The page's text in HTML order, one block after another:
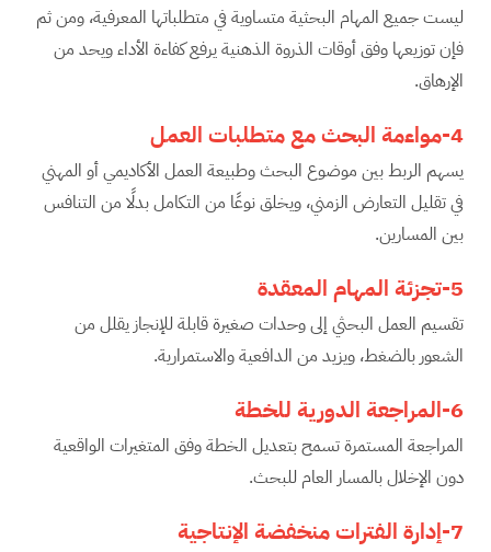
ليست جميع المهام البحثية متساوية في متطلباتها المعرفية، ومن ثم
فإن توزيعها وفق أوقات الذروة الذهنية يرفع كفاءة الأداء ويحد من
الإرهاق.
4-مواءمة البحث مع متطلبات العمل
يسهم الربط بين موضوع البحث وطبيعة العمل الأكاديمي أو المهني
في تقليل التعارض الزمني، ويخلق نوعًا من التكامل بدلًا من التنافس
بين المسارين.
5-تجزئة المهام المعقدة
تقسيم العمل البحثي إلى وحدات صغيرة قابلة للإنجاز يقلل من
الشعور بالضغط، ويزيد من الدافعية والاستمرارية.
6-المراجعة الدورية للخطة
المراجعة المستمرة تسمح بتعديل الخطة وفق المتغيرات الواقعية
دون الإخلال بالمسار العام للبحث.
7-إدارة الفترات منخفضة الإنتاجية